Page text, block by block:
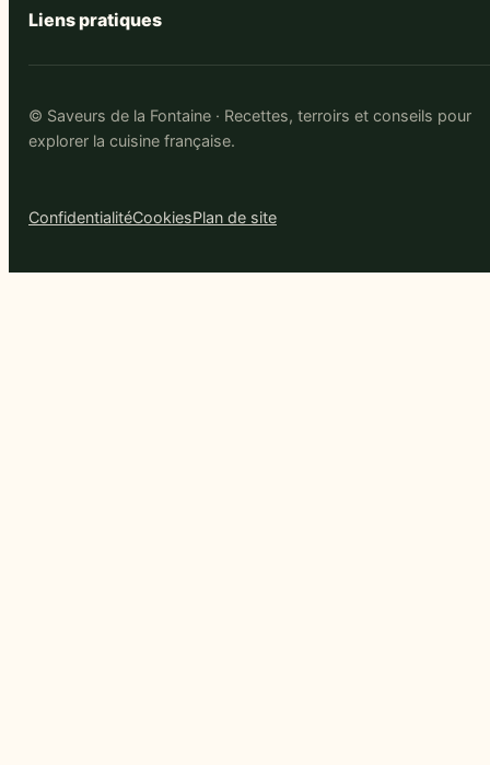
Liens pratiques
© Saveurs de la Fontaine · Recettes, terroirs et conseils pour
explorer la cuisine française.
ConfidentialitéCookiesPlan de site